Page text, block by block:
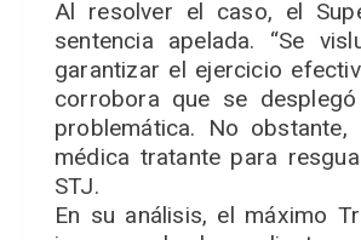
Al resolver el caso, el
sentencia apelada. “Se
garantizar el ejercicio
corrobora que se
problemática. No
médica tratante para
STJ.
En su análisis, el máximo